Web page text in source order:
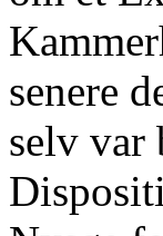
senere
selv var